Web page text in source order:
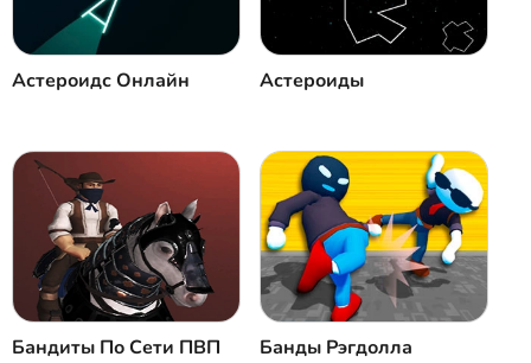
Закрыть Коментировать
Астероидс Онлайн Астероиды
Бандиты По Сети ПВП Банды Рэгдолла